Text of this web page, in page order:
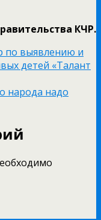
КЧР.
по выявлению и
детей «Талант
народа надо